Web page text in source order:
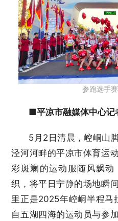
参跑选手赛
■平凉市融媒体中心记
5月2日清晨，崆峒山
泾河河畔的平凉市体育运
彩斑斓的运动服随风飘
织，将平日宁静的场地瞬
里正是2025年崆峒半程
自五湖四海的运动员与参